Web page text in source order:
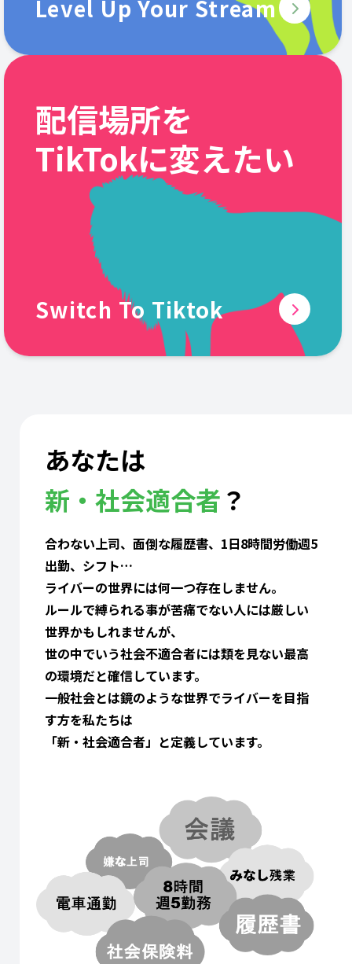
Level Up Your Stream
配信場所を
TikTokに変えたい
Switch To Tiktok
あなたは
新・社会適合者？
合わない上司、面倒な履歴書、1日8時間労働週5
出勤、シフト…
ライバーの世界には何一つ存在しません。
ルールで縛られる事が苦痛でない人には厳しい
世界かもしれませんが、
世の中でいう社会不適合者には類を見ない最高
の環境だと確信しています。
一般社会とは鏡のような世界でライバーを目指
す方を私たちは
「新・社会適合者」と定義しています。